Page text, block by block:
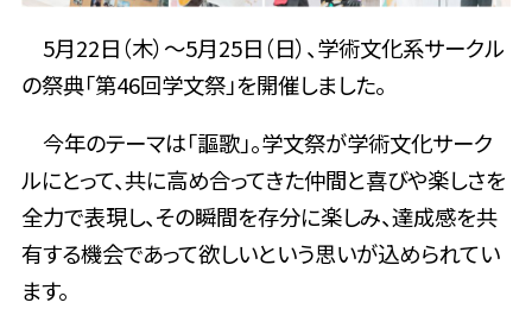
5月22日（木）～5月25日（日）、学術文化系サークル
の祭典「第46回学文祭」を開催しました。
今年のテーマは「謳歌」。学文祭が学術文化サーク
ルにとって、共に高め合ってきた仲間と喜びや楽しさを
全力で表現し、その瞬間を存分に楽しみ、達成感を共
有する機会であって欲しいという思いが込められてい
ます。